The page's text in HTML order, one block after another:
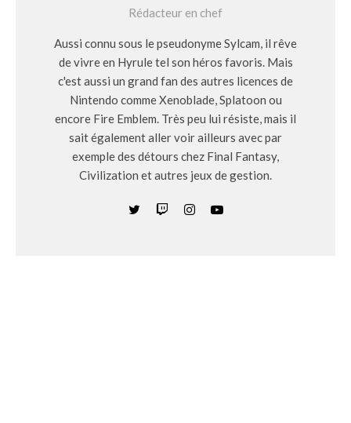
Rédacteur en chef
Aussi connu sous le pseudonyme Sylcam, il rêve
de vivre en Hyrule tel son héros favoris. Mais
c'est aussi un grand fan des autres licences de
Nintendo comme Xenoblade, Splatoon ou
encore Fire Emblem. Très peu lui résiste, mais il
sait également aller voir ailleurs avec par
exemple des détours chez Final Fantasy,
Civilization et autres jeux de gestion.